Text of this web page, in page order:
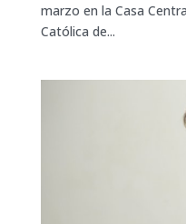
marzo en la Casa
Católica de...